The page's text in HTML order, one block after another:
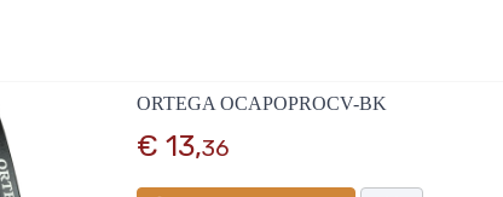
ORTEGA OCAPOPROCV-BK
€ 13,36